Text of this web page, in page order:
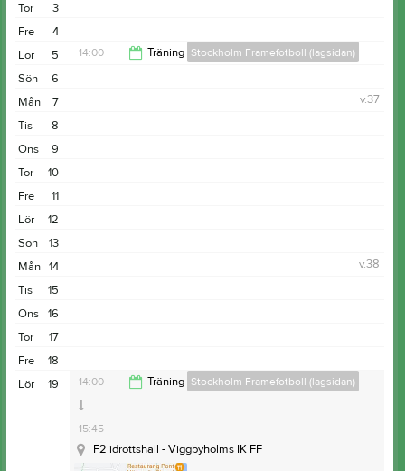
3
Tor
4
Fre
5
Lör 14:00 Träning Stockholm Framefotboll (lagsidan)
6
Sön
7
Mån
v.37
8
Tis
9
Ons
10
Tor
11
Fre
12
Lör
13
Sön
14
Mån
v.38
15
Tis
16
Ons
17
Tor
18
Fre
19
Lör 14:00 Träning Stockholm Framefotboll (lagsidan)
15:45
F2 idrottshall - Viggbyholms IK FF